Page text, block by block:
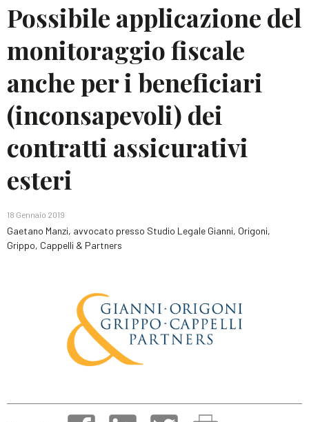
Possibile applicazione del
monitoraggio fiscale
anche per i beneficiari
(inconsapevoli) dei
contratti assicurativi
esteri
18 Gennaio 2019
Gaetano Manzi, avvocato presso Studio Legale Gianni, Origoni,
Grippo, Cappelli & Partners